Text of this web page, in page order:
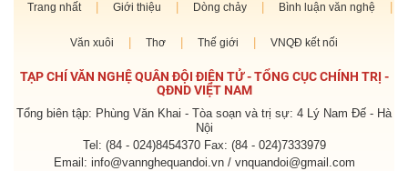
Trang nhất Giới thiệu Dòng chảy Bình luận văn nghệ
Văn xuôi Thơ Thế giới VNQĐ kết nối
TẠP CHÍ VĂN NGHỆ QUÂN ĐỘI ĐIỆN TỬ - TỔNG CỤC CHÍNH TRỊ -
QĐND VIỆT NAM
Tổng biên tập: Phùng Văn Khai - Tòa soạn và trị sự: 4 Lý Nam Đế - Hà
Nội
Tel: (84 - 024)8454370 Fax: (84 - 024)7333979
Email: info@vannghequandoi.vn / vnquandoi@gmail.com